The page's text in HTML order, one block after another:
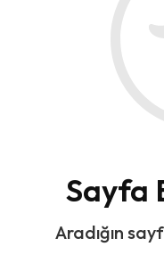
Sayfa
Aradığın